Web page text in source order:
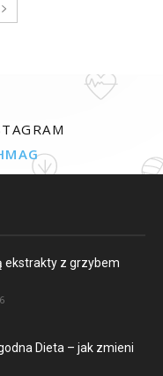
ekstrakty z grzybem
Dieta – jak zmieni